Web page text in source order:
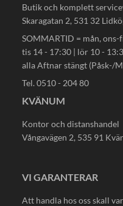
Butik och komplett
Skaragatan 2, 531 32
SOMMARTID = mån,
tis 14 - 17:30 | lör 10 -
alla Aftnar stängt (Påsk-/
Tel. 0510 - 204 80
KVÄNUM
Kontor och distanshandel
Vångavägen 2, 535 91
VI GARANTERAR
Att handla hos oss skall